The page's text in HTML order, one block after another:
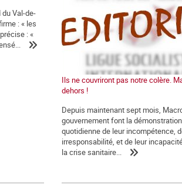
Val-de-
: « les
: «
Ils ne couvriront pas notre colère.
dehors !
Depuis maintenant sept mois,
gouvernement font la démonstration
quotidienne de leur incompétence,
irresponsabilité, et de leur
la crise sanitaire...